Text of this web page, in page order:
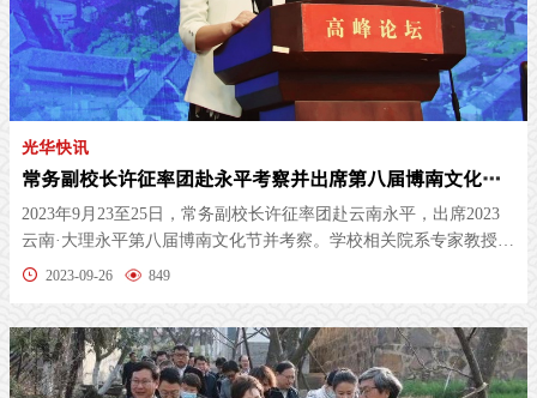
光华快讯
常务副校长许征率团赴永平考察并出席第八届博南文化节开幕式
2023年9月23至25日，常务副校长许征率团赴云南永平，出席2023
云南·大理永平第八届博南文化节并考察。学校相关院系专家教授和
职能部门...
2023-09-26 849